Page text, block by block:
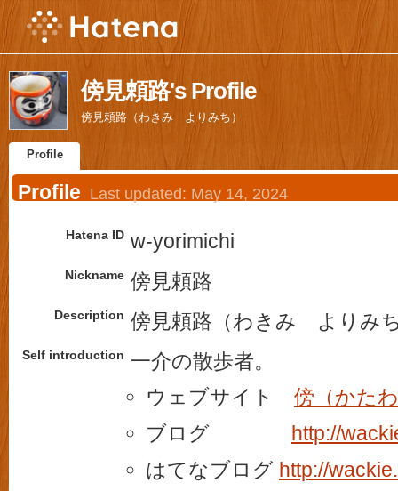
傍見頼路's Profile
傍見頼路（わきみ よりみち）
Profile
Profile Last updated: May 14, 2024
Hatena ID w-yorimichi
Nickname 傍見頼路
Description 傍見頼路（わきみ よりみ
Self introduction 一介の散歩者。
ウェブサイト 傍（かた
ブログ
http://
はてなブログ http://